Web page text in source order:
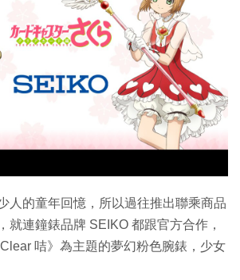
人的童年回憶，所以過往推出聯乘商品
就連鐘錶品牌 SEIKO 都跟官方合作，
咭》為主題的夢幻粉色腕錶，少女